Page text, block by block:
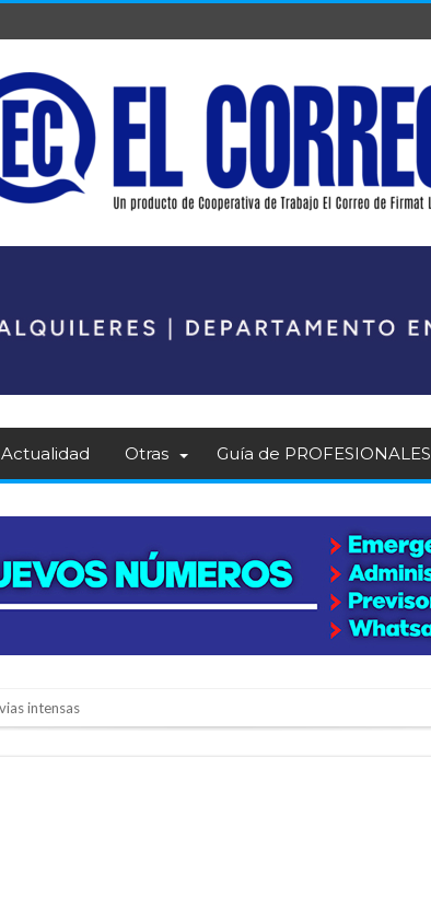
Actualidad Otras Guía de PROFESIONALES
intensas
en la Biblioteca Popular Nosotros